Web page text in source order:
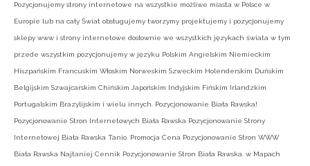
Pozycjonujemy strony internetowe na wszystkie możliwe miasta w Polsce w
Europie lub na cały Świat obsługujemy tworzymy projektujemy i pozycjonujemy
sklepy www i strony internetowe dosłownie we wszystkich językach świata w tym
przede wszystkim pozycjonujemy w języku Polskim Angielskim Niemieckim
Hiszpańskim Francuskim Włoskim Norweskim Szweckim Holenderskim Duńskim
Belgijskim Szwajcarskim Chińskim Japońskim Indyjskim Fińskim Irlandzkim
Portugalskim Brazylijskim i wielu innych. Pozycjonowanie Biała Rawska!
Pozycjonowanie Stron Internetowych Biała Rawska Pozycjonowanie Strony
Internetowej Biała Rawska Tanio. Promocja Cena Pozycjonowanie Stron WWW
Biała Rawska Najtaniej Cennik Pozycjonowanie Stron Biała Rawska. w Mapach